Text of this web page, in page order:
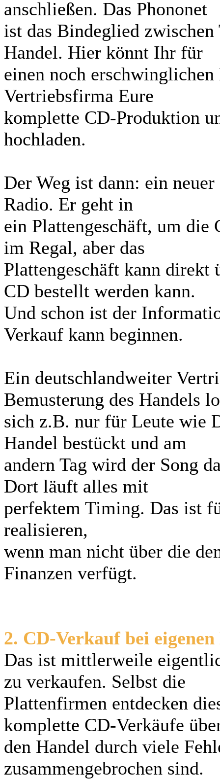
anschließen. Das Phononet
ist das Bindeglied
Handel. Hier könnt Ihr für
einen noch
Vertriebsfirma Eure
komplette CD-Produktion
hochladen.
Der Weg ist dann: ein
Radio. Er geht in
ein Plattengeschäft, um
im Regal, aber das
Plattengeschäft kann direkt
CD bestellt werden kann.
Und schon ist der
Verkauf kann beginnen.
Ein deutschlandweiter
Bemusterung des Handels
sich z.B. nur für Leute wie
Handel bestückt und am
andern Tag wird der Song
Dort läuft alles mit
perfektem Timing. Das ist
realisieren,
wenn man nicht über die
Finanzen verfügt.
2. CD-Verkauf bei
Das ist mittlerweile
zu verkaufen. Selbst die
Plattenfirmen entdecken
komplette CD-Verkäufe
den Handel durch viele
zusammengebrochen sind.